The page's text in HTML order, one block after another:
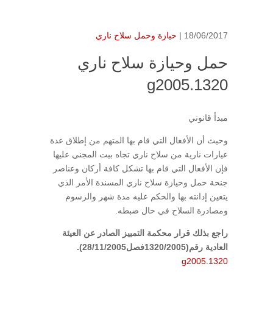
18/06/2017 | حيازة وحمل سلاح ناري
حمل وحيازة سلاح ناري
g2005.1320
مبدأ قانوني
وحيث أن الأفعال التي قام بها المتهم من إطلاق عدة
عيارات نارية من سلاح ناري تجاه بيت المجني عليها
فإن الأفعال التي قام بها تشكل كافة أركان وعناصر
جنحة حمل وحيازة سلاح ناري المسندة الأمر الذي
يتعين إدانته بها والحكم عليه مدة شهر والرسوم
ومصادرة السلاح في حال ضبطه.
راجع بذلك قرار محكمة التمييز الصادر عن العيئة
العادية رقم(1320/2005فصل28/11/2005).
g2005.1320